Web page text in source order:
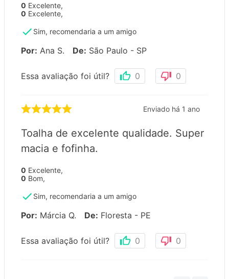
0 Excelente,
0 Excelente,
Sim, recomendaria a um amigo
Por: Ana S. De: São Paulo - SP
Essa avaliação foi útil? 0 0
Enviado há 1 ano
Toalha de excelente qualidade. Super
macia e fofinha.
0 Excelente,
0 Bom,
Sim, recomendaria a um amigo
Por: Márcia Q. De: Floresta - PE
Essa avaliação foi útil? 0 0